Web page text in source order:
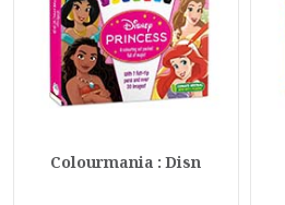
Colourmania : Disn